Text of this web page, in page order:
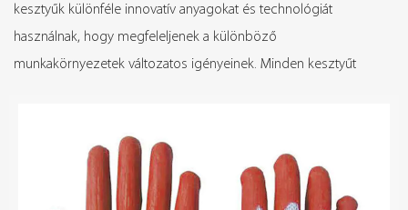
kesztyűk különféle innovatív anyagokat és technológiát
használnak, hogy megfeleljenek a különböző
munkakörnyezetek változatos igényeinek. Minden kesztyűt
különféle kihívásokkal néz szembe. Legyen szó magas
hőmérsékletű munkáról, vegyvédelemről, elektromosság elleni
munkáról vagy speciális igényekről, mint például fagyálló és